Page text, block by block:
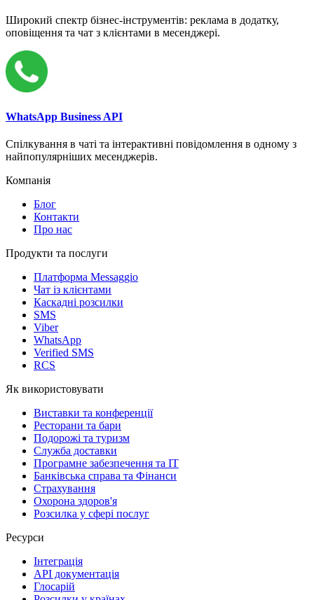
Широкий спектр бізнес-інструментів: реклама в додатку,
оповіщення та чат з клієнтами в месенджері.
WhatsApp Business API
Спілкування в чаті та інтерактивні повідомлення в одному з
найпопулярніших месенджерів.
Компанія
Блог
Контакти
Про нас
Продукти та послуги
Платформа Messaggio
Чат із клієнтами
Каскадні розсилки
SMS
Viber
WhatsApp
Verified SMS
RCS
Як використовувати
Виставки та конференції
Ресторани та бари
Подорожі та туризм
Служба доставки
Програмне забезпечення та IT
Банківська справа та Фінанси
Страхування
Охорона здоров'я
Розсилка у сфері послуг
Ресурси
Інтеграція
API документація
Глосарій